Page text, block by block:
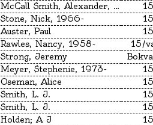
McCall Smith, Alexander, 1948- 15
Stone, Nick, 1966- 15
Auster, Paul 15
Rawles, Nancy, 1958- 15/
Strong, Jeremy
Meyer, Stephenie, 1973- 15
Oseman, Alice 15
Smith, L. J. 15
Smith, L. J. 15
Holden; A J 15